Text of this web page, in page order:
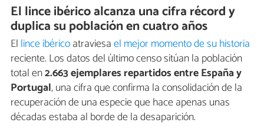
El lince ibérico alcanza una cifra récord y
duplica su población en cuatro años
El lince ibéricoatraviesael mejor momento de su historia
reciente. Los datos del último censo sitúan la población
total en2.663 ejemplares repartidos entre España y
Portugal, una cifra que confirma la consolidación de la
recuperación de una especie que hace apenas unas
décadas estaba al borde de la desaparición.